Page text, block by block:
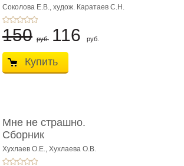
Соколова Е.В., худож. Каратаев С.Н.
150 руб. 116 руб.
Купить
Мне не страшно.
Сборник
терапевтических
сказо� ...
Хухлаев О.Е., Хухлаева О.В.